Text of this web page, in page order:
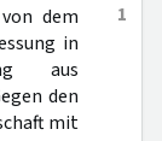
1
dem
in
aus
den
mit